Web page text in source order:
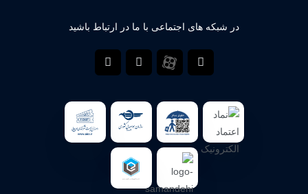
در شبکه های اجتماعی با ما در ارتباط باشید